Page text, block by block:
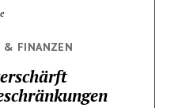
& FINANZEN